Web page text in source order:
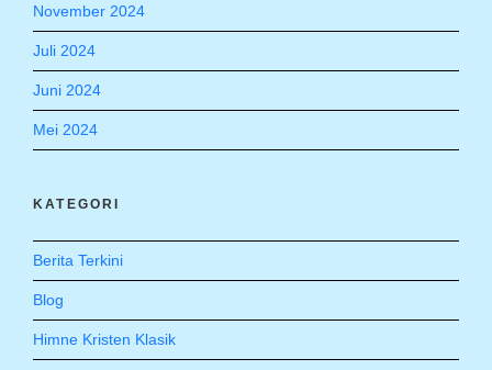
November 2024
Juli 2024
Juni 2024
Mei 2024
KATEGORI
Berita Terkini
Blog
Himne Kristen Klasik